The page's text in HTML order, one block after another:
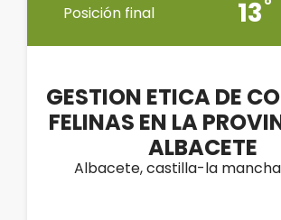
Posición final 13
GESTION ETICA DE
FELINAS EN LA
ALBACETE
Albacete, castilla-la